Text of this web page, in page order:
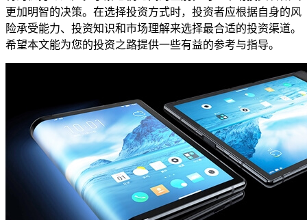
更加明智的决策。在选择投资方式时，投资者应根据自身的风
险承受能力、投资知识和市场理解来选择最合适的投资渠道。
希望本文能为您的投资之路提供一些有益的参考与指导。